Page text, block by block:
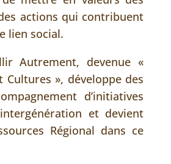
actions qui contribuent
lien social.
Autrement, devenue «
Cultures », développe des
d’initiatives
et devient
Régional dans ce